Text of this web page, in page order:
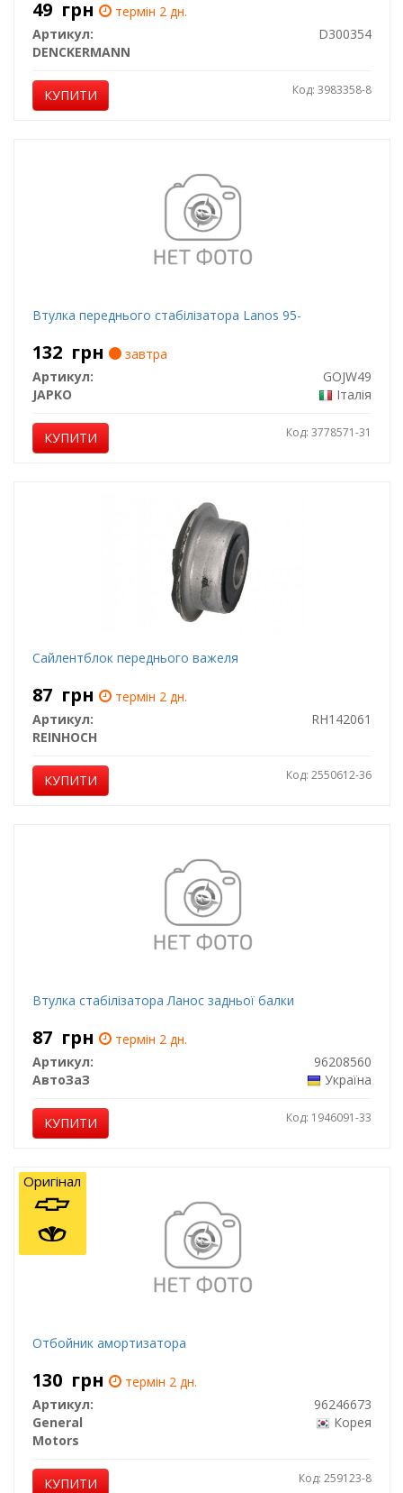
49 грн
термін 2 дн.
Артикул:
D300354
DENCKERMANN
КУПИТИ Код: 3983358-8
Втулка переднього стабілізатора Lanos 95-
132 грн
завтра
Артикул:
GOJW49
JAPKO
Італія
КУПИТИ Код: 3778571-31
Сайлентблок переднього важеля
87 грн
термін 2 дн.
Артикул:
RH142061
REINHOCH
КУПИТИ Код: 2550612-36
Втулка стабілізатора Ланос задньої балки
87 грн
термін 2 дн.
Артикул:
96208560
АвтоЗаЗ
Україна
КУПИТИ Код: 1946091-33
Отбойник амортизатора
130 грн
термін 2 дн.
Артикул:
96246673
General
Motors
Корея
КУПИТИ Код: 259123-8
Оригінал